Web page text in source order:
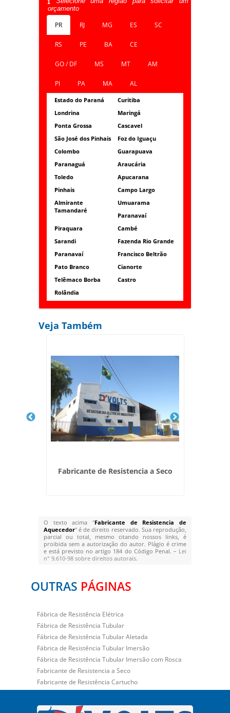
orçamento
PR RJ MG ES SC
RS PE BA CE
GO / DF MS MT AM
PI PA MA AL
Estado do Paraná
Curitiba
Londrina
Maringá
Ponta Grossa
Cascavel
São José dos Pinhais
Foz do Iguaçu
Colombo
Guarapuava
Paranaguá
Araucária
Toledo
Apucarana
Pinhais
Campo Largo
Almirante
Tamandaré
Umuarama
Paranavaí
Piraquara
Cambé
Sarandi
Fazenda Rio Grande
Paranavaí
Francisco Beltrão
Pato Branco
Cianorte
Telêmaco Borba
Castro
Rolândia
Veja Também
Fabricante de Resistencia a Seco
O texto acima "Fabricante de Resistencia de
Aquecedor" é de direito reservado. Sua reprodução,
parcial ou total, mesmo citando nossos links, é
proibida sem a autorização do autor. Plágio é crime
e está previsto no artigo 184 do Código Penal. – Lei
n° 9.610-98 sobre direitos autorais.
OUTRAS PÁGINAS
Fábrica de Resistência Elétrica
Fábrica de Resistência Tubular
Fábrica de Resistência Tubular Aletada
Fábrica de Resistência Tubular Imersão
Fábrica de Resistência Tubular Imersão com Rosca
Fabricante de Resistencia a Seco
Fabricante de Resistência Cartucho
Fabricante de Resistencia de Aquecedor